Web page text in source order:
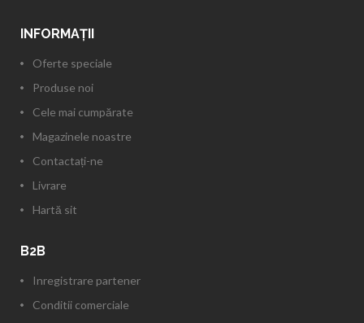
INFORMAŢII
Oferte speciale
Produse noi
Cele mai cumpărate
Magazinele noastre
Contactați-ne
Livrare
Hartă sit
B2B
Inregistrare partener
Conditii comerciale